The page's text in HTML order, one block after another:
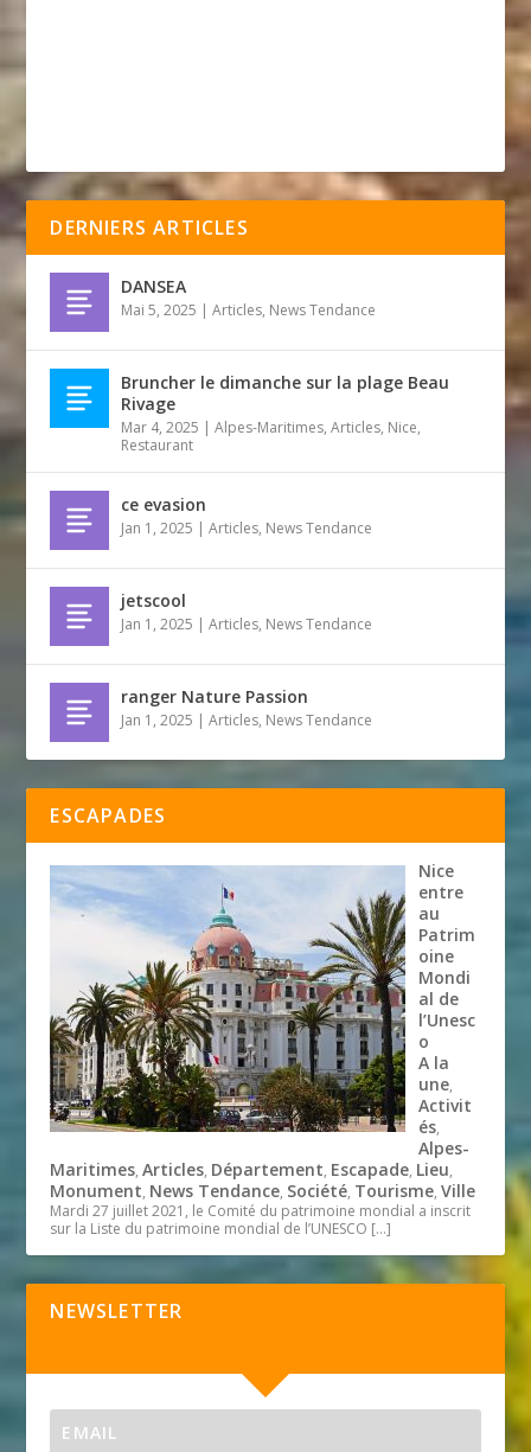
DERNIERS ARTICLES
DANSEA
Mai 5, 2025 |Articles, News Tendance
Bruncher le dimanche sur la plage Beau
Rivage
Mar 4, 2025 |Alpes-Maritimes,Articles, Nice,
Restaurant
ce evasion
Jan 1, 2025 |Articles, News Tendance
jetscool
Jan 1, 2025 |Articles, News Tendance
ranger Nature Passion
Jan 1, 2025 |Articles, News Tendance
ESCAPADES
Nice
entre
au
Patrim
oine
Mondi
al de
l’Unesc
o
A la
une,
Activit
és,
Alpes-
Maritimes,Articles, Département, Escapade, Lieu,
Monument, News Tendance, Société, Tourisme,Ville
Mardi 27 juillet 2021, le Comité du patrimoine mondial a inscrit
sur la Liste du patrimoine mondial de l’UNESCO […]
NEWSLETTER